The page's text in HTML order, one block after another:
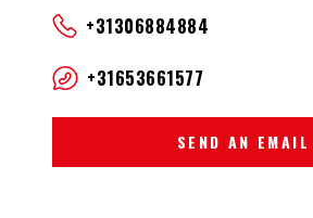
+31306884884
+31653661577
SEND AN EMAIL